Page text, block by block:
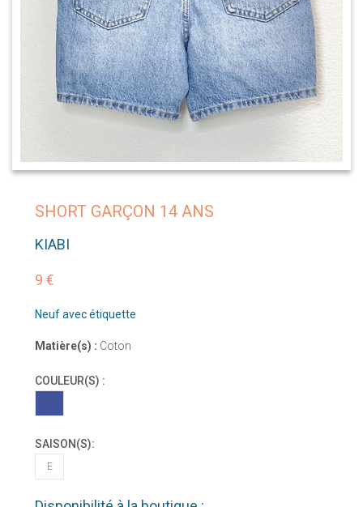
SHORT GARÇON 14 ANS
KIABI
9 €
Neuf avec étiquette
Matière(s) : Coton
COULEUR(S) :
BL
SAISON(S):
E